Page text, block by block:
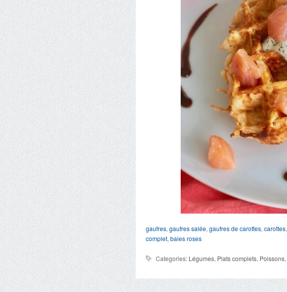
gaufres, gaufres salée, gaufres de carottes, carottes,
complet, baies roses
Categories: Légumes, Plats complets, Poissons,